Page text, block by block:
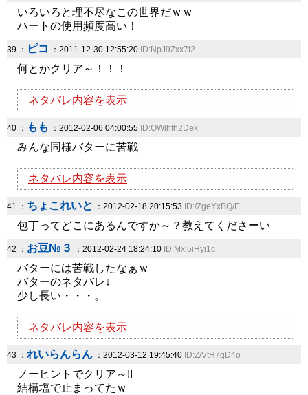
いろいろと理不尽なこの世界だｗｗ
ハートの使用頻度高い！
39 ： ピコ ：2011-12-30 12:55:20 ID:NpJ9Zxx7t2
何とかクリア～！！！
ネタバレ内容を表示
40 ： もも ：2012-02-06 04:00:55 ID:OWlhfh2Dek
みんな同様バターに苦戦
ネタバレ内容を表示
41 ： ちょこれいと ：2012-02-18 20:15:53 ID:/ZgeYxBQ/E
包丁ってどこにあるんですか～？教えてくださーい
42 ： お豆№３ ：2012-02-24 18:24:10 ID:Mx.5iHyi1c
バターには苦戦したなぁｗ
バターのネタバレ↓
少し長い・・・。
ネタバレ内容を表示
43 ： れいらんらん ：2012-03-12 19:45:40 ID:Z/VtH7qD4o
ノーヒントでクリア～!!
結構塩で止まってたｗ